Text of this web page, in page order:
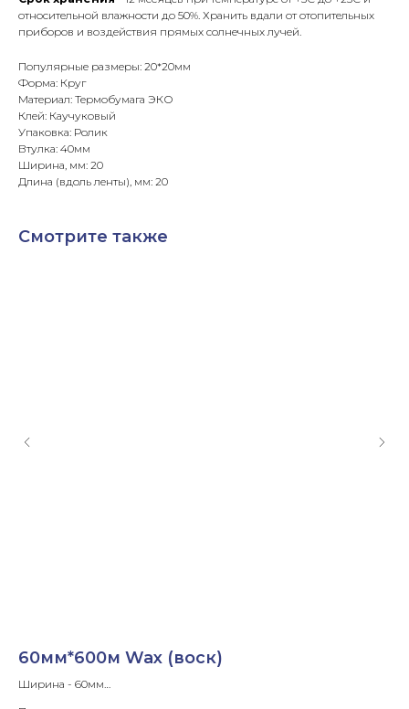
относительной влажности до 50%. Хранить вдали от отопительных
приборов и воздействия прямых солнечных лучей.
Популярные размеры: 20*20мм
Форма: Круг
Материал: Термобумага ЭКО
Клей: Каучуковый
Упаковка: Ролик
Втулка: 40мм
Ширина, мм: 20
Длина (вдоль ленты), мм: 20
Смотрите также
60мм*600м Wax (воск)
Ширина - 60мм